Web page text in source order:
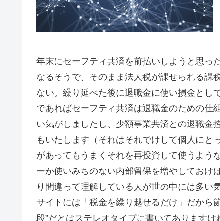
年末にセーフティ共済を前払いしようと思
なるそうで、そのまま法人税が課せられる課
ない。繰り延べた後に退職金に使い損金と
であればセーフティ共済は退職金のための仕
い気がしましたし、少額事業共済との退職金
もいたします（それはそれでけして個人にと
があってもうまくそれを再投資して使うよ
ーか使いみちのない内部留保を増やしておけ
り間違って理解している人が世の中には多
サイトには「税金を繰り越せるだけ」だから
段”だとはステレオタイプに書いてあります